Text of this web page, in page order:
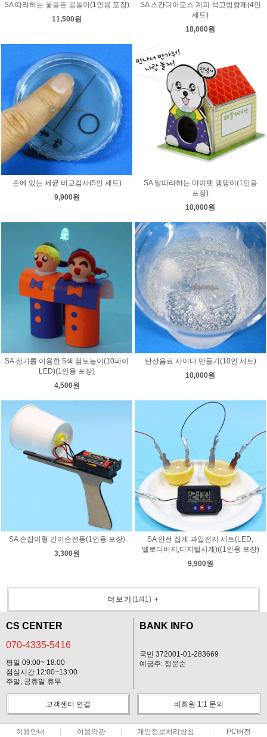
SA 따라하는 꽃을든 곰돌이(1인용 포장)
11,500원
SA 스칸디아모스 계피 석고방향제(4인
세트)
18,000원
손에 있는 세균 비교검사(5인 세트)
9,900원
SA 말따라하는 마이펫 댕댕이(1인용
포장)
10,000원
SA 전기를 이용한 5색 점토놀이(10파이
LED)(1인용 포장)
4,500원
탄산음료 사이다 만들기(10인 세트)
10,000원
SA 손잡이형 간이손전등(1인용 포장)
3,300원
SA 안전 집게 과일전지 세트(LED,
멜로디버저,디지털시계)((1인용 포장)
9,900원
더보기 (1/41) +
CS CENTER
070-4335-5416
평일 09:00~ 18:00
점심시간 12:00~13:00
주말, 공휴일 휴무
BANK INFO
국민 372001-01-283669
예금주: 정문순
고객센터 연결 비회원 1:1 문의
이용안내 이용약관 개인정보처리방침 PC버전